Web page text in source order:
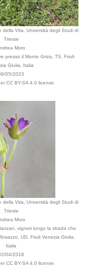
della Vita, Università degli Studi di
Trieste
Moro
presso il Monte Griza, TS, Friuli
Giulia, Italia
05/2023
CC BY-SA 4.0 license.
della Vita, Università degli Studi di
Trieste
Moro
vigneti lungo la strada che
UD, Friuli Venezia Giulia,
Italia
04/2018
CC BY-SA 4.0 license.